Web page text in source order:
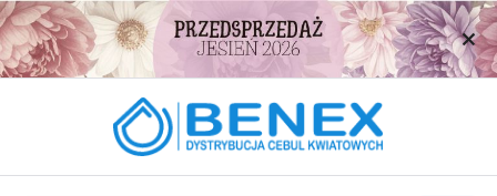
USTAWIENIA REGIONALNE
Język